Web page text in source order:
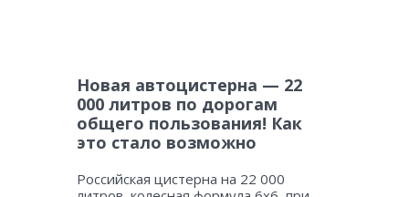
Новая автоцистерна — 22
000 литров по дорогам
общего пользования! Как
это стало возможно
Российская цистерна на 22 000